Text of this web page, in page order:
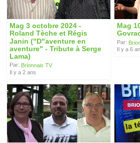
Mag 3 octobre 2024 -
Roland Tèche et Régis
Janin ("D"aventure en
aventure" - Tribute à Serge
Lama)
Par: Brionnais TV
Il y a 2 ans
Mag
Par:
Il y a 6